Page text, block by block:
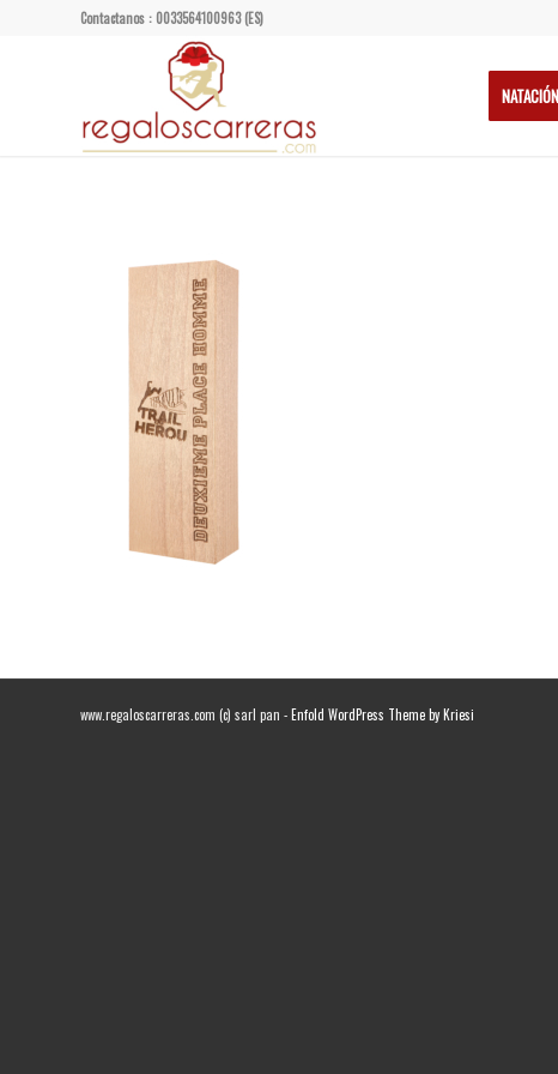
Contactanos : 0033564100963 (ES)
NATACIÓN
www.regaloscarreras.com (c) sarl pan -Enfold WordPress Theme by Kriesi